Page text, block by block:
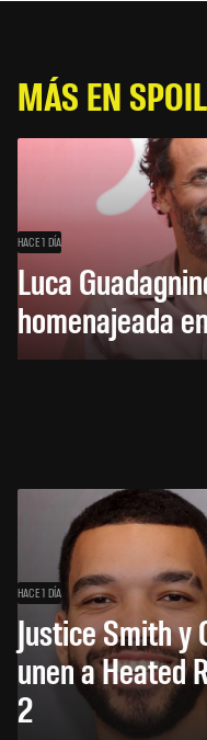
MÁS EN
HACE 1 DÍA
Luca
homenajeada
HACE 1 DÍA
Justice Smith y
unen a Heated
2